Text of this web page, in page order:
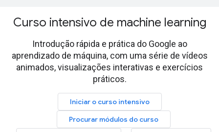
Curso intensivo de machine learning
Introdução rápida e prática do Google ao
aprendizado de máquina, com uma série de vídeos
animados, visualizações interativas e exercícios
práticos.
Iniciar o curso intensivo
Procurar módulos do curso